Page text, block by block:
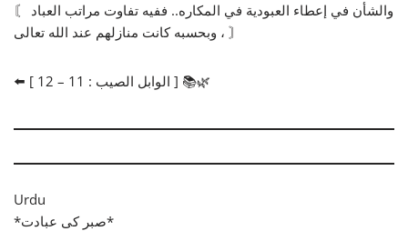
〘 والشأن في إعطاء العبودية في المكاره.. ففيه تفاوت مراتب العباد
، وبحسبه كانت منازلهم عند الله تعالى 〙
⬅️ [ الوابل الصيب : 11 – 12 ] 📚🌿
Urdu
*صبر کی عبادت*